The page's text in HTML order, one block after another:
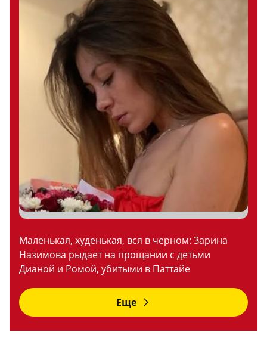
Маленькая, худенькая, вся в черном: Зарина
Назимова рыдает на прощании с детьми
Дианой и Ромой, убитыми в Паттайе
Еще